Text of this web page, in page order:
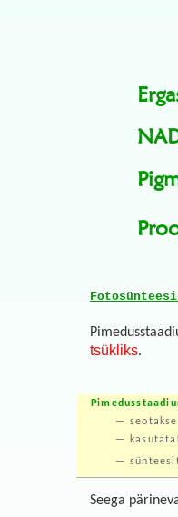
tsükliks.
—
—
—
Seega